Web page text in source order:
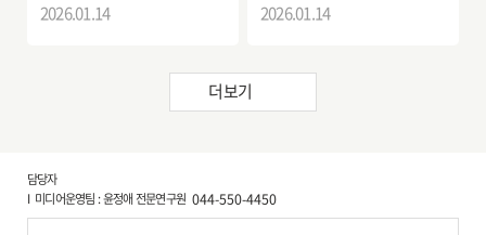
2026.01.14 2026.01.14
더보기
담당자
미디어운영팀 윤정애 전문연구원 044-550-4450